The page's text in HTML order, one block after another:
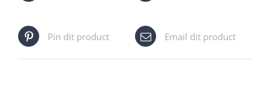
Pin dit product Email dit product